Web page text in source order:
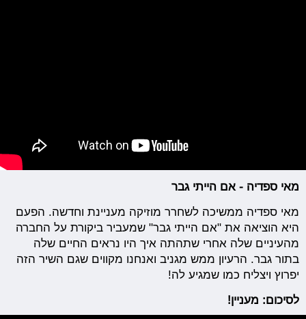
מאי ספדיה - אם הייתי גבר
מאי ספדיה ממשיכה לשחרר מוזיקה מעניינת וחדשה. הפעם
היא הוציאה את "אם הייתי גבר" שמעביר ביקורת על החברה
מהעיניים שלה אחרי שתהתה איך היו נראים החיים שלה
בתור גבר. הרעיון ממש מגניב ואנחנו מקווים שגם השיר הזה
יפרוץ ויצליח כמו שמגיע לה!
לסיכום: מעניין!